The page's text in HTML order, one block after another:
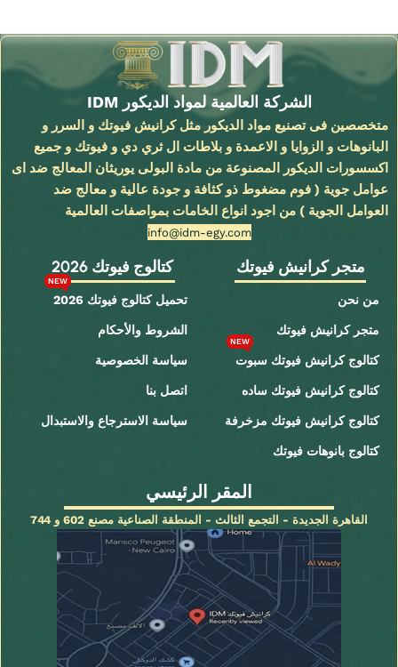
الشركة العالمية لمواد الديكور IDM
متخصصين فى تصنيع مواد الديكور مثل كرانيش فيوتك و السرر و
البانوهات و الزوايا و الاعمدة و بلاطات ال ثري دي و فيوتك و جميع
اكسسورات الديكور المصنوعة من مادة البولى يوريثان المعالج ضد اى
عوامل جوية ( فوم مضغوط ذو كثافة و جودة عالية و معالج ضد
العوامل الجوية ) من اجود انواع الخامات بمواصفات العالمية
info@idm-egy.com
متجر كرانيش فيوتك
من نحن
متجر كرانيش فيوتك
كتالوج كرانيش فيوتك سبوت
NEW
كتالوج كرانيش فيوتك ساده
كتالوج كرانيش فيوتك مزخرفة
كتالوج بانوهات فيوتك
كتالوج فيوتك 2026
تحميل كتالوج فيوتك 2026
NEW
الشروط والأحكام
سياسة الخصوصية
اتصل بنا
سياسة الاسترجاع والاستبدال
المقر الرئيسي
القاهرة الجديدة - التجمع الثالث - المنطقة الصناعية مصنع 602 و 744